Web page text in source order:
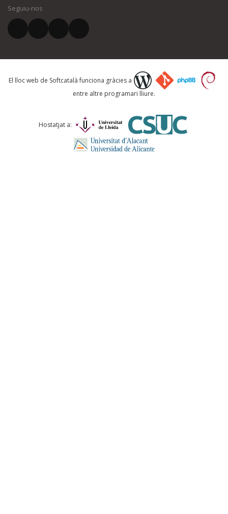
El vostre correu electrònic *
Què proposeu?
Comentari *
Seguiu-nos
El lloc web de Softcatalà funciona gràcies a
entre altre programari lliure.
Hostatjat a: